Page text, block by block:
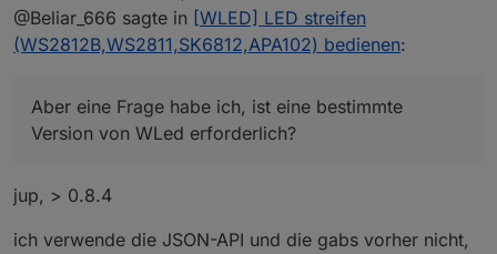
ist eine bestimmte Version von WLed
erforderlich? Denn 2 meiner Strips
werden partout nicht gefunden. Von
habe gleich eingestellt, daran sollte es
also eigentlich nicht liegen. Die 2 die
nicht gefunden werden haben die
@Beliar_666 sagte in [WLED] LED streifen
(WS2812B,WS2811,SK6812,APA102) bedienen:
Aber eine Frage habe ich, ist eine bestimmte
Version von WLed erforderlich?
jup, > 0.8.4
ich verwende die JSON-API und die gabs vorher nicht,